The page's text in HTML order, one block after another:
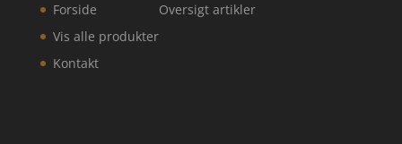
Forside
Vis alle produkter
Kontakt
Oversigt artikler